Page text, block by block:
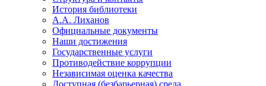
История библиотеки
А.А. Лиханов
Официальные документы
Наши достижения
Государственные услуги
Противодействие коррупции
Независимая оценка качества
Доступная (безбарьерная) среда